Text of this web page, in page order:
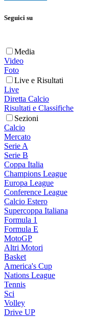
Seguici su
Media
Video
Foto
Live e Risultati
Live
Diretta Calcio
Risultati e Classifiche
Sezioni
Calcio
Mercato
Serie A
Serie B
Coppa Italia
Champions League
Europa League
Conference League
Calcio Estero
Supercoppa Italiana
Formula 1
Formula E
MotoGP
Altri Motori
Basket
America's Cup
Nations League
Tennis
Sci
Volley
Drive UP